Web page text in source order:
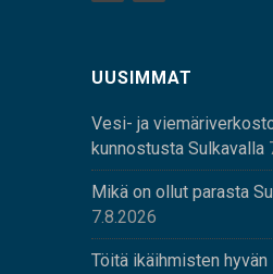
UUSIMMAT
Vesi- ja
kunnostusta Sulkavalla
Mikä on ollut parasta
7.8.2026
Töitä ikäihmisten